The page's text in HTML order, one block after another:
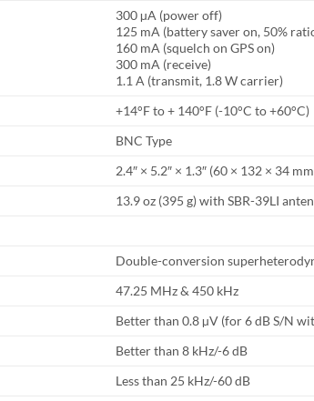
300 µA (power off)
125 mA (battery saver on, 50%
160 mA (squelch on GPS on)
300 mA (receive)
1.1 A (transmit, 1.8 W carrier)
+14°F to + 140°F (-10°C to +60°C)
BNC Type
2.4″ × 5.2″ × 1.3″ (60 × 132 × 34
13.9 oz (395 g) with SBR-39LI
Double-conversion
47.25 MHz & 450 kHz
Better than 0.8 µV (for 6 dB S/N
Better than 8 kHz/-6 dB
Less than 25 kHz/-60 dB